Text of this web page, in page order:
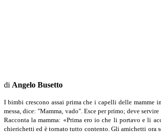
di Angelo Busetto
I bimbi crescono assai prima che i capelli delle mam­me
messa, dice: "Mam­ma, vado". Esce per primo; deve
Racconta la mamma: «Prima ero io che li portavo e li
chierichetti ed è tornato tutto contento. Gli amichetti ora